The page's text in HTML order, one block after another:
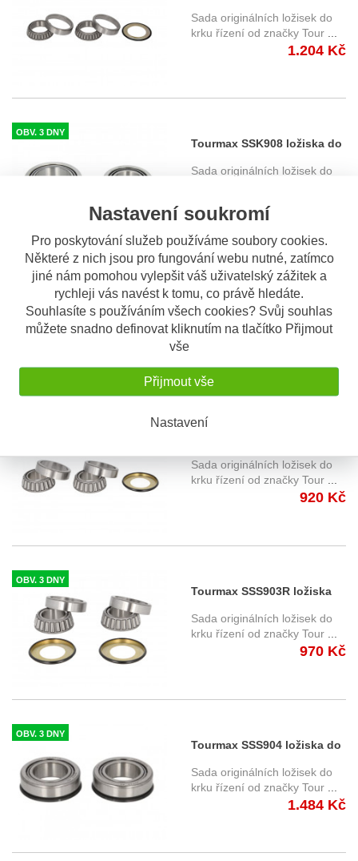
Nastavení soukromí
Pro poskytování služeb používáme soubory cookies.
Některé z nich jsou pro fungování webu nutné, zatímco
jiné nám pomohou vylepšit váš uživatelský zážitek a
rychleji vás navést k tomu, co právě hledáte.
Souhlasíte s používáním všech cookies? Svůj souhlas
můžete snadno definovat kliknutím na tlačítko Přijmout
vše
Přijmout vše
Nastavení
do krku řízení
Sada originálních ložisek do
krku řízení od značky Tour
1.204 Kč
OBV. 3 DNY
Tourmax SSK908 ložiska do
krku řízení
Sada originálních ložisek do
OBV. 3 DNY
Tourmax SSS901 ložiska do
krku řízení
Sada originálních ložisek do
krku řízení od značky Tour
krku řízení
Sada originálních ložisek do
krku řízení od značky Tour
920 Kč
OBV. 3 DNY
Tourmax SSS903R ložiska
do krku řízení
Sada originálních ložisek do
krku řízení od značky Tour
970 Kč
OBV. 3 DNY
Tourmax SSS904 ložiska do
krku řízení
Sada originálních ložisek do
krku řízení od značky Tour
1.484 Kč